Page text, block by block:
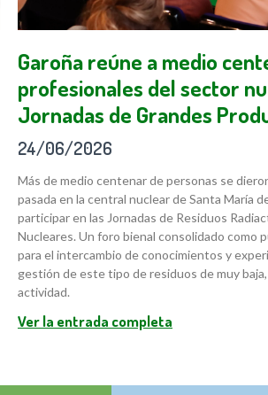
Garoña reúne a medio
profesionales del sector
Jornadas de Grandes
24/06/2026
Más de medio centenar de personas se
pasada en la central nuclear de Santa María
participar en las Jornadas de Residuos
Nucleares. Un foro bienal consolidado como
para el intercambio de conocimientos y
gestión de este tipo de residuos de muy baja,
actividad.
Ver la entrada completa